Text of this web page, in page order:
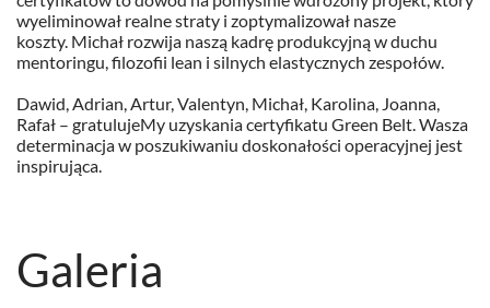
wyeliminował realne straty i zoptymalizował nasze
koszty. Michał rozwija naszą kadrę produkcyjną w duchu
mentoringu, filozofii lean i silnych elastycznych zespołów.
Dawid, Adrian, Artur, Valentyn, Michał, Karolina, Joanna,
Rafał – gratulujeMy uzyskania certyfikatu Green Belt. Wasza
determinacja w poszukiwaniu doskonałości operacyjnej jest
inspirująca.
Galeria